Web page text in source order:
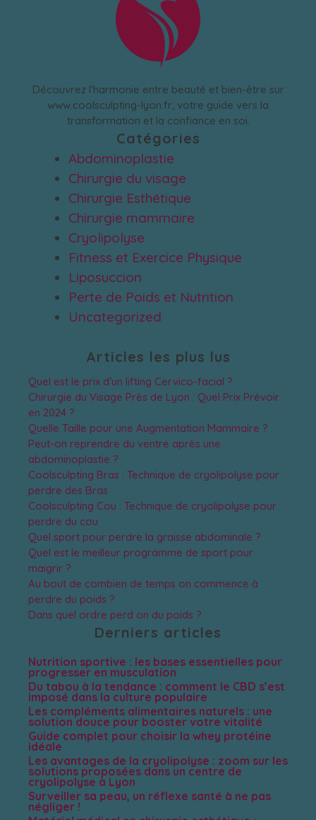
Découvrez l'harmonie entre beauté et bien-être sur
www.coolsculpting-lyon.fr, votre guide vers la
transformation et la confiance en soi.
Catégories
Abdominoplastie
Chirurgie du visage
Chirurgie Esthétique
Chirurgie mammaire
Cryolipolyse
Fitness et Exercice Physique
Liposuccion
Perte de Poids et Nutrition
Uncategorized
Articles les plus lus
Quel est le prix d’un lifting Cervico-facial ?
Chirurgie du Visage Près de Lyon : Quel Prix Prévoir
en 2024 ?
Quelle Taille pour une Augmentation Mammaire ?
Peut-on reprendre du ventre après une
abdominoplastie ?
Coolsculpting Bras : Technique de cryolipolyse pour
perdre des Bras
Coolsculpting Cou : Technique de cryolipolyse pour
perdre du cou
Quel sport pour perdre la graisse abdominale ?
Quel est le meilleur programme de sport pour
maigrir ?
Au bout de combien de temps on commence à
perdre du poids ?
Dans quel ordre perd on du poids ?
Derniers articles
Nutrition sportive : les bases essentielles pour
progresser en musculation
Du tabou à la tendance : comment le CBD s’est
imposé dans la culture populaire
Les compléments alimentaires naturels : une
solution douce pour booster votre vitalité
Guide complet pour choisir la whey protéine
idéale
Les avantages de la cryolipolyse : zoom sur les
solutions proposées dans un centre de
cryolipolyse à Lyon
Surveiller sa peau, un réflexe santé à ne pas
négliger !